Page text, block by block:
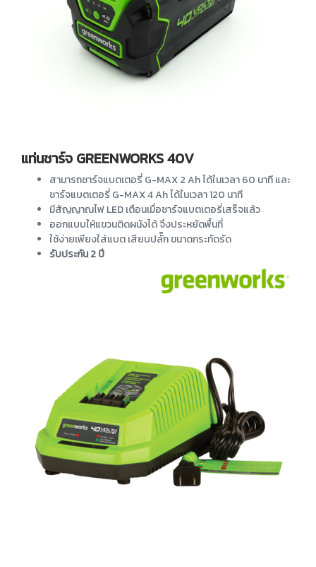
แท่นชาร์จ GREENWORKS 40V
สามารถชาร์จแบตเตอรี่ G-MAX 2 Ah ได้ในเวลา 60 นาที และ
ชาร์จแบตเตอรี่ G-MAX 4 Ah ได้ในเวลา 120 นาที
มีสัญญาณไฟ LED เตือนเมื่อชาร์จแบตเตอรี่เสร็จแล้ว
ออกแบบให้แขวนติดผนังได้ จึงประหยัดพื้นที่
ใช้ง่ายเพียงใส่แบต เสียบปลั๊ก ขนาดกระทัดรัด
รับประกัน 2 ปี